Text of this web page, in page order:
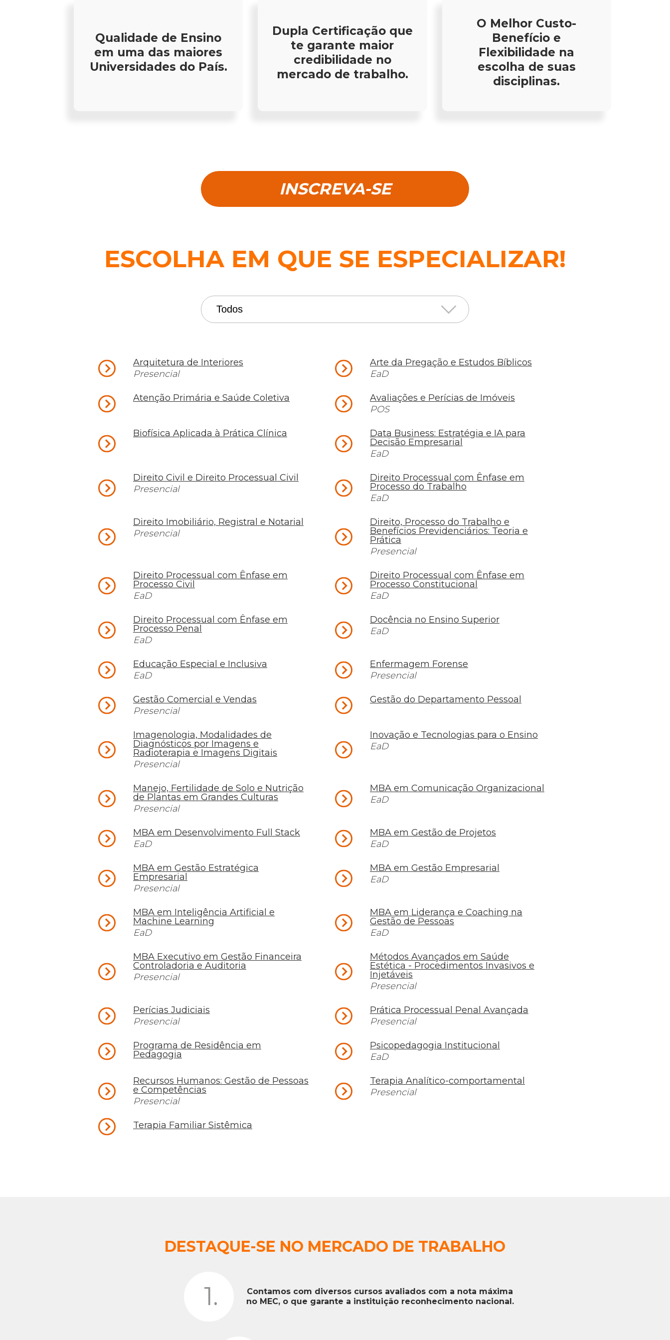
Qualidade de Ensino
em uma das maiores
Universidades do País.
Dupla Certificação que
te garante maior
credibilidade no
mercado de trabalho.
O Melhor Custo-
Benefício e
Flexibilidade na
escolha de suas
disciplinas.
INSCREVA-SE
ESCOLHA EM QUE SE ESPECIALIZAR!
Arquitetura de Interiores
Presencial
Arte da Pregação e Estudos Bíblicos
EaD
Atenção Primária e Saúde Coletiva
Avaliações e Perícias de Imóveis
POS
Biofísica Aplicada à Prática Clínica
Data Business: Estratégia e IA para
Decisão Empresarial
EaD
Direito Civil e Direito Processual Civil
Presencial
Direito Processual com Ênfase em
Processo do Trabalho
EaD
Direito Imobiliário, Registral e Notarial
Presencial
Direito, Processo do Trabalho e
Benefícios Previdenciários: Teoria e
Prática
Presencial
Direito Processual com Ênfase em
Processo Civil
EaD
Direito Processual com Ênfase em
Processo Constitucional
EaD
Direito Processual com Ênfase em
Processo Penal
EaD
Docência no Ensino Superior
EaD
Educação Especial e Inclusiva
EaD
Enfermagem Forense
Presencial
Gestão Comercial e Vendas
Presencial
Gestão do Departamento Pessoal
Imagenologia, Modalidades de
Diagnósticos por Imagens e
Radioterapia e Imagens Digitais
Presencial
Inovação e Tecnologias para o Ensino
EaD
Manejo, Fertilidade de Solo e Nutrição
de Plantas em Grandes Culturas
Presencial
MBA em Comunicação Organizacional
EaD
MBA em Desenvolvimento Full Stack
EaD
MBA em Gestão de Projetos
EaD
MBA em Gestão Estratégica
Empresarial
Presencial
MBA em Gestão Empresarial
EaD
MBA em Inteligência Artificial e
Machine Learning
EaD
MBA em Liderança e Coaching na
Gestão de Pessoas
EaD
MBA Executivo em Gestão Financeira
Controladoria e Auditoria
Presencial
Métodos Avançados em Saúde
Estética - Procedimentos Invasivos e
Injetáveis
Presencial
Perícias Judiciais
Presencial
Prática Processual Penal Avançada
Presencial
Programa de Residência em
Pedagogia
Psicopedagogia Institucional
EaD
Recursos Humanos: Gestão de Pessoas
e Competências
Presencial
Terapia Analítico-comportamental
Presencial
Terapia Familiar Sistêmica
DESTAQUE-SE NO MERCADO DE TRABALHO
1.
Contamos com diversos cursos avaliados com a nota máxima
no MEC, o que garante a instituição reconhecimento nacional.